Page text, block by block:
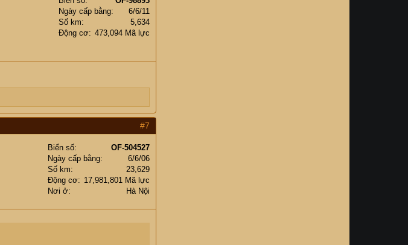
Ngày cấp bằng
6/6/11
Số km
5,634
Động cơ
473,094 Mã lực
#7
Biển số
OF-504527
Ngày cấp bằng
6/6/06
Số km
23,629
Động cơ
17,981,801 Mã lực
Nơi ở
Hà Nội